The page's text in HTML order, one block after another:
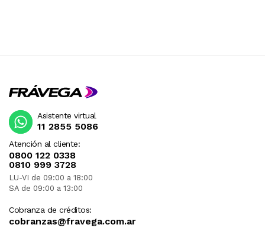
Atención al cliente:
0800 122 0338
0810 999 3728
LU-VI de 09:00 a 18:00
SA de 09:00 a 13:00
Cobranza de créditos:
cobranzas@fravega.com.ar
Asistente virtual
11 2855 5086